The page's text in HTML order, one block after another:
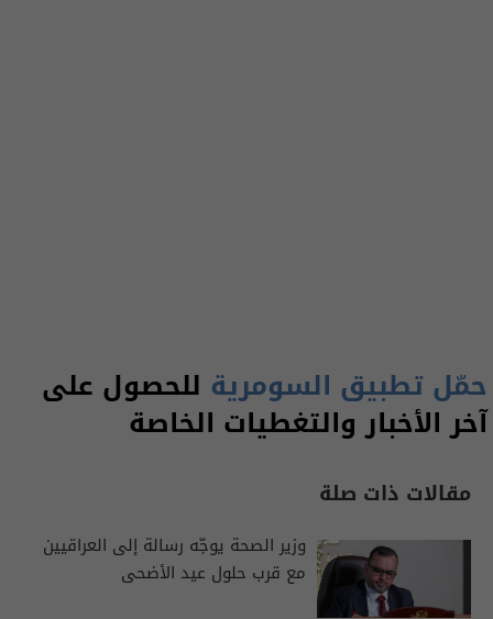
حمّل تطبيق السومرية للحصول على
آخر الأخبار والتغطيات الخاصة
مقالات ذات صلة
وزير الصحة يوجّه رسالة إلى العراقيين
مع قرب حلول عيد الأضحى